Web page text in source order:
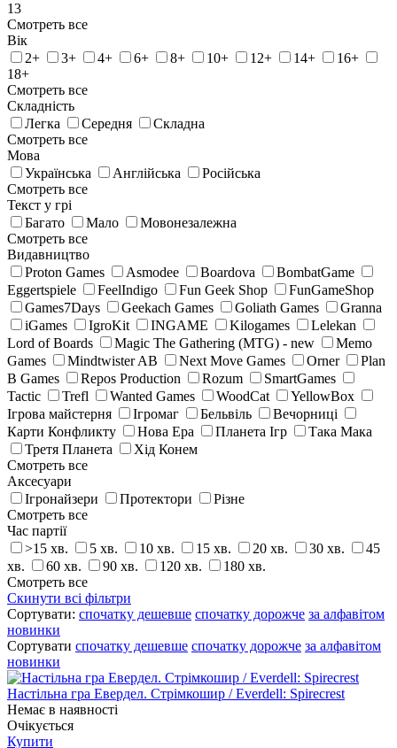
13
Смотреть все
Вік
2+
3+ 4+ 6+ 8+ 10+ 12+ 14+
16+
18+
Смотреть все
Складність
Легка
Середня
Складна
Смотреть все
Мова
Українська
Англійська
Російська
Смотреть все
Текст у грі
Багато
Мало
Мовонезалежна
Смотреть все
Видавництво
Proton Games
Asmodee Boardova
BombatGame
Eggertspiele
FeelIndigo Fun Geek Shop
FunGameShop
Games7Days
Geekach Games Goliath Games
Granna
iGames
IgroKit INGAME Kilogames
Lelekan
Lord of Boards
Magic The Gathering (MTG) - new
Memo
Games
Mindtwister AB Next Move Games Orner
Plan
B Games
Repos Production Rozum
SmartGames
Tactic
Trefl Wanted Games WoodCat
YellowBox
Ігрова майстерня
Ігромаг Бельвіль
Вечорниці
Карти Конфликту
Нова Ера Планета Ігр
Така Мака
Третя Планета
Хід Конем
Смотреть все
Аксесуари
Ігронайзери
Протектори
Різне
Смотреть все
Час партії
>15 хв.
5 хв. 10 хв. 15 хв. 20 хв. 30 хв.
45
хв.
60 хв. 90 хв. 120 хв.
180 хв.
Смотреть все
Скинути всі фільтри
Сортувати: спочатку дешевше спочатку дорожче за алфавiтом
новинки
Сортувати спочатку дешевше спочатку дорожче за алфавiтом
новинки
Настільна гра Евердел. Стрімкошир / Everdell: Spirecrest
Немає в наявності
Очікується
Купити